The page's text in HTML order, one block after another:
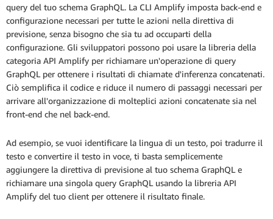
query del tuo schema GraphQL. La CLI Amplify imposta back-end e
configurazione necessari per tutte le azioni nella direttiva di
previsione, senza bisogno che sia tu ad occuparti della
configurazione. Gli sviluppatori possono poi usare la libreria della
categoria API Amplify per richiamare un'operazione di query
GraphQL per ottenere i risultati di chiamate d'inferenza concatenati.
Ciò semplifica il codice e riduce il numero di passaggi necessari per
arrivare all'organizzazione di molteplici azioni concatenate sia nel
front-end che nel back-end.
Ad esempio, se vuoi identificare la lingua di un testo, poi tradurre il
testo e convertire il testo in voce, ti basta semplicemente
aggiungere la direttiva di previsione al tuo schema GraphQL e
richiamare una singola query GraphQL usando la libreria API
Amplify del tuo client per ottenere il risultato finale.